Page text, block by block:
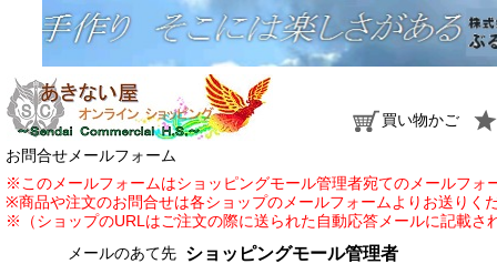
買い物かご
お問合せメールフォーム
※このメールフォームはショッピングモール管理者宛てのメールフォ
※商品や注文のお問合せは各ショップのメールフォームよりお送りく
※（ショップのURLはご注文の際に送られた自動応答メールに記載さ
メールのあて先 ショッピングモール管理者